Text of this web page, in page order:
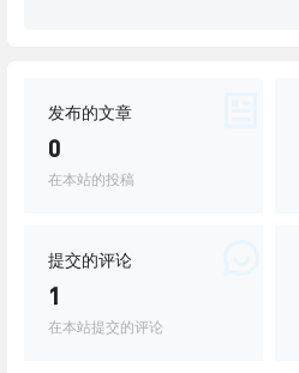
发布的文章
0
在本站的投稿
提交的评论
1
在本站提交的评论